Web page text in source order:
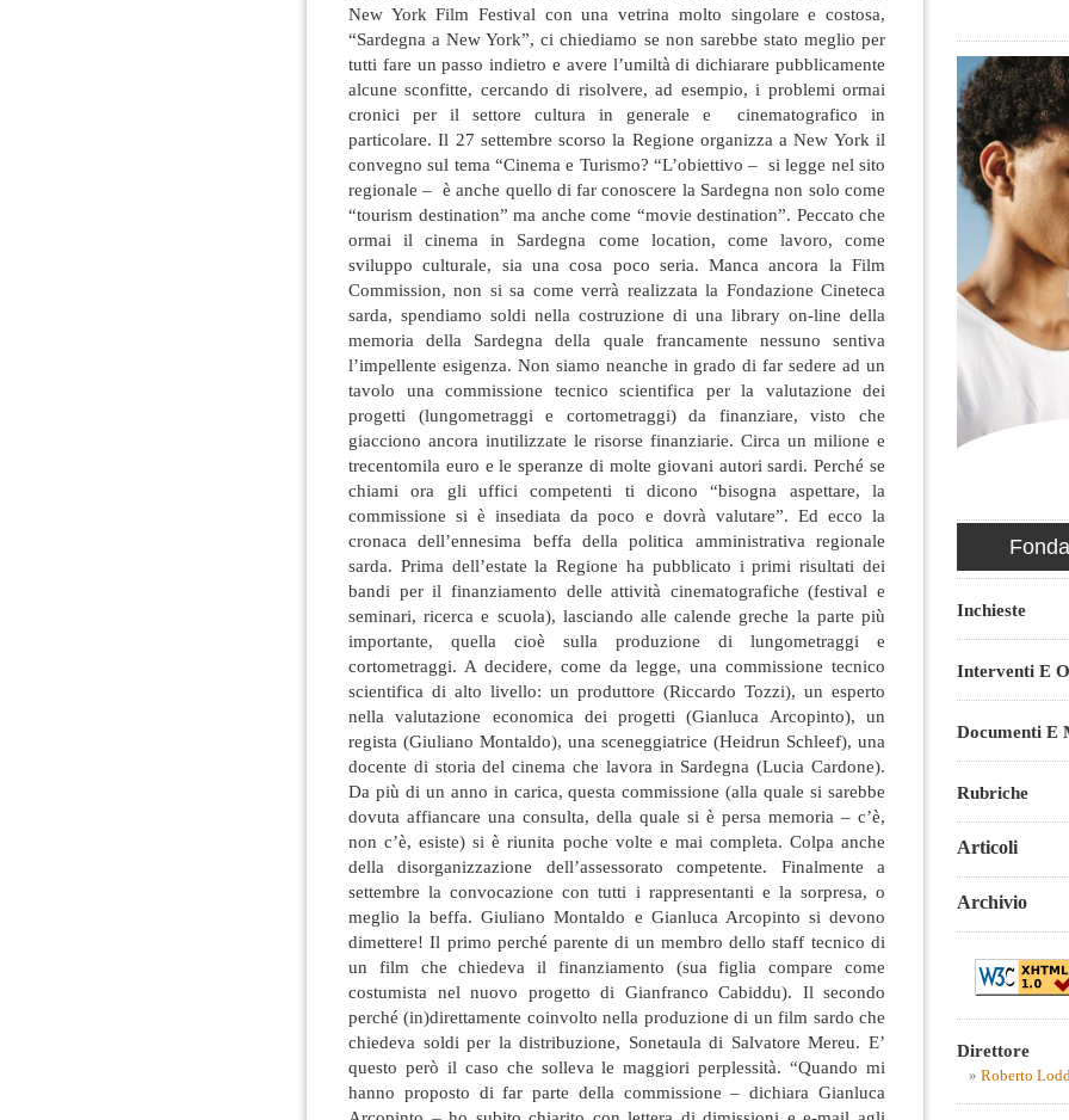
New York Film Festival con una vetrina molto singolare e costosa,
“Sardegna a New York”, ci chiediamo se non sarebbe stato meglio per
tutti fare un passo indietro e avere l’umiltà di dichiarare pubblicamente
alcune sconfitte, cercando di risolvere, ad esempio, i problemi ormai
cronici per il settore cultura in generale e cinematografico in
particolare. Il 27 settembre scorso la Regione organizza a New York il
convegno sul tema “Cinema e Turismo? “L’obiettivo – si legge nel sito
regionale – è anche quello di far conoscere la Sardegna non solo come
“tourism destination” ma anche come “movie destination”. Peccato che
ormai il cinema in Sardegna come location, come lavoro, come
sviluppo culturale, sia una cosa poco seria. Manca ancora la Film
Commission, non si sa come verrà realizzata la Fondazione Cineteca
sarda, spendiamo soldi nella costruzione di una library on-line della
memoria della Sardegna della quale francamente nessuno sentiva
l’impellente esigenza. Non siamo neanche in grado di far sedere ad un
tavolo una commissione tecnico scientifica per la valutazione dei
progetti (lungometraggi e cortometraggi) da finanziare, visto che
giacciono ancora inutilizzate le risorse finanziarie. Circa un milione e
trecentomila euro e le speranze di molte giovani autori sardi. Perché se
chiami ora gli uffici competenti ti dicono “bisogna aspettare, la
commissione si è insediata da poco e dovrà valutare”. Ed ecco la
cronaca dell’ennesima beffa della politica amministrativa regionale
sarda. Prima dell’estate la Regione ha pubblicato i primi risultati dei
bandi per il finanziamento delle attività cinematografiche (festival e
seminari, ricerca e scuola), lasciando alle calende greche la parte più
importante, quella cioè sulla produzione di lungometraggi e
cortometraggi. A decidere, come da legge, una commissione tecnico
scientifica di alto livello: un produttore (Riccardo Tozzi), un esperto
nella valutazione economica dei progetti (Gianluca Arcopinto), un
regista (Giuliano Montaldo), una sceneggiatrice (Heidrun Schleef), una
docente di storia del cinema che lavora in Sardegna (Lucia Cardone).
Da più di un anno in carica, questa commissione (alla quale si sarebbe
dovuta affiancare una consulta, della quale si è persa memoria – c’è,
non c’è, esiste) si è riunita poche volte e mai completa. Colpa anche
della disorganizzazione dell’assessorato competente. Finalmente a
settembre la convocazione con tutti i rappresentanti e la sorpresa, o
meglio la beffa. Giuliano Montaldo e Gianluca Arcopinto si devono
dimettere! Il primo perché parente di un membro dello staff tecnico di
un film che chiedeva il finanziamento (sua figlia compare come
costumista nel nuovo progetto di Gianfranco Cabiddu). Il secondo
perché (in)direttamente coinvolto nella produzione di un film sardo che
chiedeva soldi per la distribuzione, Sonetaula di Salvatore Mereu. E’
questo però il caso che solleva le maggiori perplessità. “Quando mi
hanno proposto di far parte della commissione – dichiara Gianluca
Inchieste
Interventi E
Documenti E
Rubriche
Articoli
Archivio
Direttore
Roberto